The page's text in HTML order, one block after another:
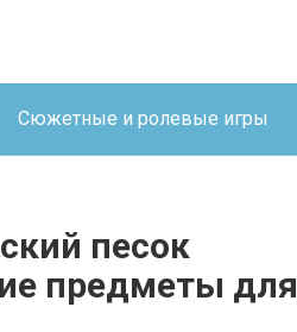
Сюжетные и ролевые игры
песок
предметы для